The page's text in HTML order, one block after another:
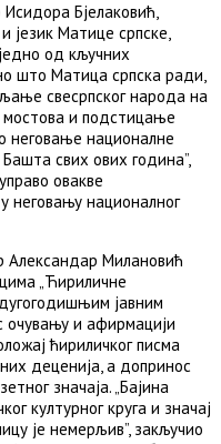
Бјелаковић,
Матице српске,
од кључних
што Матица српска ради,
свесрпског народа на
мостова и подстицање
неговање националне
свих ових година”,
овакве
неговању националног
Александар Милановић
„Ћириличне
јавним
и афирмацији
ћириличког писма
деценија, а допринос
значаја. „Бајина
културног круга и значај
је немерљив”, закључио